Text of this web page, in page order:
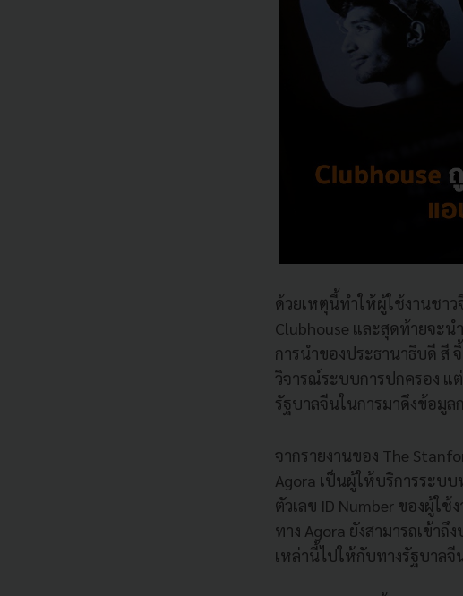
ด้วยเหตุนี้ทำให้ผู้ใช้งานชา
Clubhouse และสุดท้ายจะ
การนำของประธานาธิบดี สี
วิจารณ์ระบบการปกครอง แ
รัฐบาลจีนในการมาดึงข้อมูล
จากรายงานของ The
Agora เป็นผู้ให้บริการระบ
ตัวเลข ID Number ของผู้ใ
ทาง Agora ยังสามารถเข้า
เหล่านี้ไปให้กับทางรัฐบาลจี